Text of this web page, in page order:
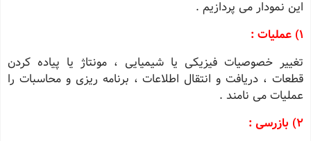
این نمودار می پردازیم .
1) عملیات :
تغییر خصوصیات فیزیكی یا شیمیایی ، مونتاژ یا پیاده كردن
قطعات ، دریافت و انتقال اطلاعات ، برنامه ریزی و محاسبات را
عملیات می نامند .
2) بازرسی :